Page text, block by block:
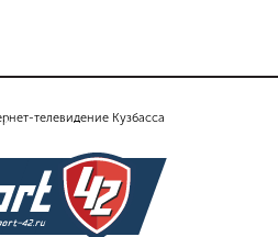
телевидение Кузбасса